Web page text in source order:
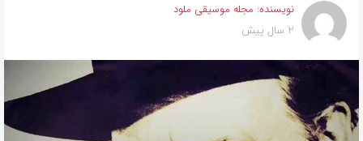
این
صفحه
را
دوستان
خود
نویسنده: مجله موسیقی ملود
2 سال پیش